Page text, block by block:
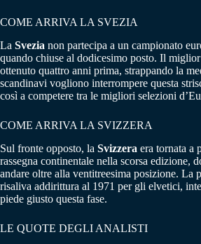
COME ARRIVA LA SVEZIA
La Svezia non partecipa a un campionato
quando chiuse al dodicesimo posto. Il
ottenuto quattro anni prima, strappando la
scandinavi vogliono interrompere questa
così a competere tra le migliori selezioni
COME ARRIVA LA SVIZZERA
Sul fronte opposto, la Svizzera era tornata a
rassegna continentale nella scorsa edizione,
andare oltre alla ventitreesima posizione. La
risaliva addirittura al 1971 per gli elvetici,
piede giusto questa fase.
LE QUOTE DEGLI ANALISTI